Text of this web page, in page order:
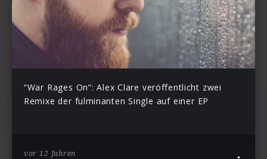
“War Rages On”: Alex Clare veröffentlicht zwei
Remixe der fulminanten Single auf einer EP
vor 12 Jahren